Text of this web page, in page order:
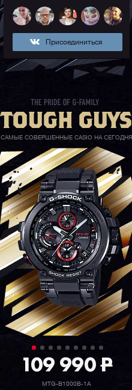
Присоединиться
САМЫЕ СОВЕРШЕННЫЕ CASIO НА СЕГОДНЯ
109 990P
MTG-B1000B-1A